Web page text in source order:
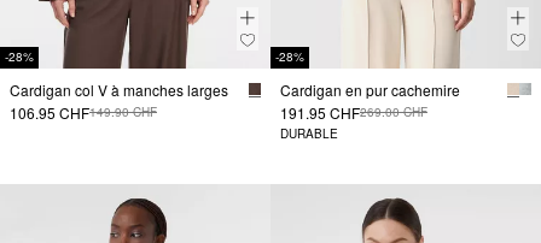
-28%
Cardigan col V à manches larges
106.95 CHF149.90 CHF
-28%
Cardigan en pur cachemire
191.95 CHF269.00 CHF
DURABLE